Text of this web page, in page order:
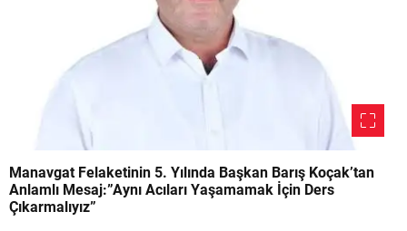
Manavgat Felaketinin 5. Yılında Başkan Barış Koçak’tan
Anlamlı Mesaj:”Aynı Acıları Yaşamamak İçin Ders
Çıkarmalıyız”